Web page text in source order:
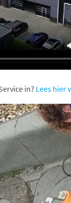
in? Lees hier